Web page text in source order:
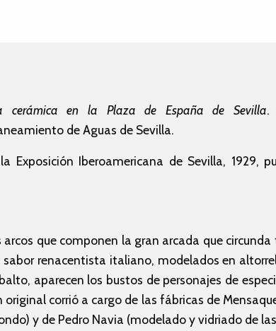
cerámica en la Plaza de España de Sevilla.
de Aguas de Sevilla.
Exposición Iberoamericana de Sevilla, 1929,
arcos que componen la gran arcada que
renacentista italiano, modelados en
aparecen los bustos de personajes de
original corrió a cargo de las fábricas de
y de Pedro Navia (modelado y vidriado de